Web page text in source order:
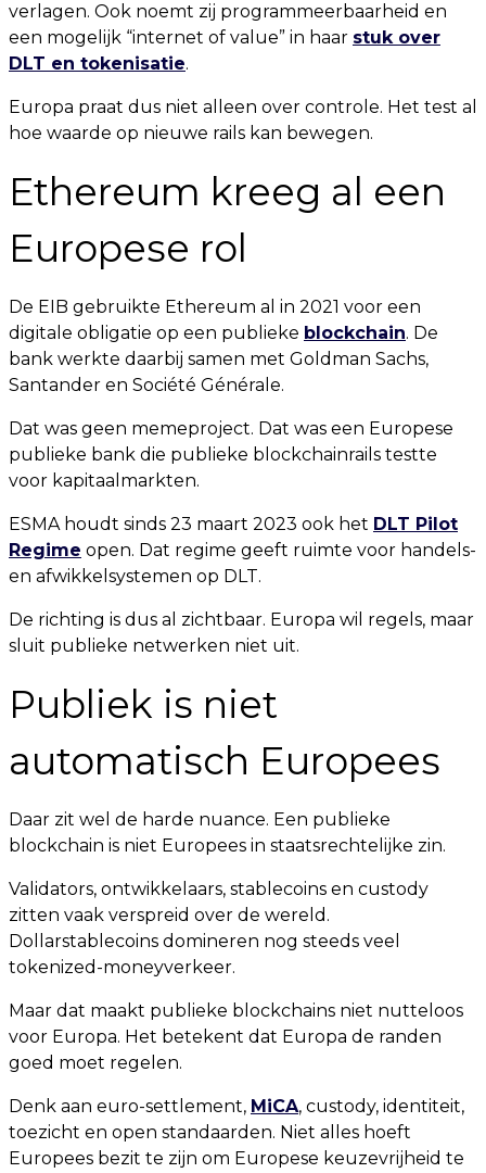
verlagen. Ook noemt zij programmeerbaarheid en
een mogelijk “internet of value” in haar stuk over
DLT en tokenisatie.
Europa praat dus niet alleen over controle. Het test al
hoe waarde op nieuwe rails kan bewegen.
Ethereum kreeg al een
Europese rol
De EIB gebruikte Ethereum al in 2021 voor een
digitale obligatie op een publieke blockchain. De
bank werkte daarbij samen met Goldman Sachs,
Santander en Société Générale.
Dat was geen memeproject. Dat was een Europese
publieke bank die publieke blockchainrails testte
voor kapitaalmarkten.
ESMA houdt sinds 23 maart 2023 ook het DLT Pilot
Regime open. Dat regime geeft ruimte voor handels-
en afwikkelsystemen op DLT.
De richting is dus al zichtbaar. Europa wil regels, maar
sluit publieke netwerken niet uit.
Publiek is niet
automatisch Europees
Daar zit wel de harde nuance. Een publieke
blockchain is niet Europees in staatsrechtelijke zin.
Validators, ontwikkelaars, stablecoins en custody
zitten vaak verspreid over de wereld.
Dollarstablecoins domineren nog steeds veel
tokenized-moneyverkeer.
Maar dat maakt publieke blockchains niet nutteloos
voor Europa. Het betekent dat Europa de randen
goed moet regelen.
Denk aan euro-settlement, MiCA, custody, identiteit,
toezicht en open standaarden. Niet alles hoeft
Europees bezit te zijn om Europese keuzevrijheid te